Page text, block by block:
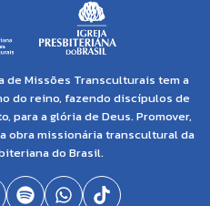
de Missões Transculturais tem a
do reino, fazendo discípulos de
para a glória de Deus. Promover,
obra missionária transcultural da
do Brasil.